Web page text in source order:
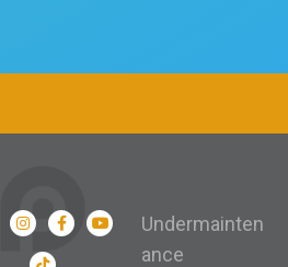
Undermainten
ance